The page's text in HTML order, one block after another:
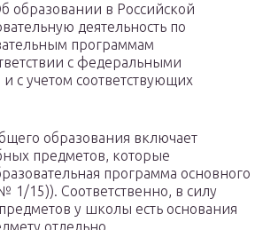
образовании в Российской
деятельность по
программам
с федеральными
с учетом соответствующих
образования включает
предметов, которые
программа основного
1/15)). Соответственно, в силу
у школы есть основания
отдельно.